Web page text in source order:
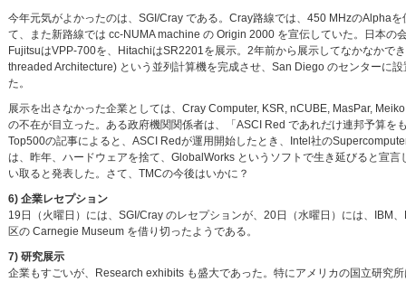
今年元気がよかったのは、SGI/Cray である。Cray路線では、450 MHzのAlpha
て、また新路線では cc-NUMA machine の Origin 2000 を宣伝していた。日本の
FujitsuはVPP-700を、HitachiはSR2201を展示。2年前から展示してなかなかで
threaded Architecture) という並列計算機を完成させ、San Diego のセンターに
た。
展示を出さなかった企業としては、Cray Computer, KSR, nCUBE, MasPar,
の不在が目立った。ある政府機関関係者は、「ASCI Red であれだけ連邦予算を
Top500の記事によると、ASCI Redが運用開始したとき、Intel社の
は、昨年、ハードウェアを捨て、GlobalWorks というソフトで生き延びると宣
い取ると発表した。さて、TMCの今後はいかに？
6) 企業レセプション
19日（火曜日）には、SGI/Cray のレセプションが、20日（水曜日）には、
区の Carnegie Museum を借り切ったようである。
7) 研究展示
企業もすごいが、Research exhibits も盛大であった。特にアメリカの国立研究